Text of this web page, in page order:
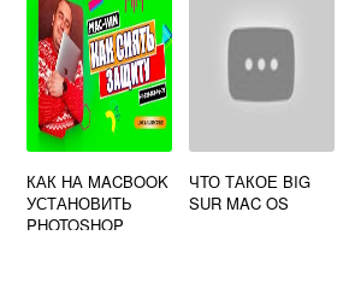
КАК НА MACBOOK
УСТАНОВИТЬ
PHOTOSHOP
ЧТО ТАКОЕ BIG
SUR MAC OS